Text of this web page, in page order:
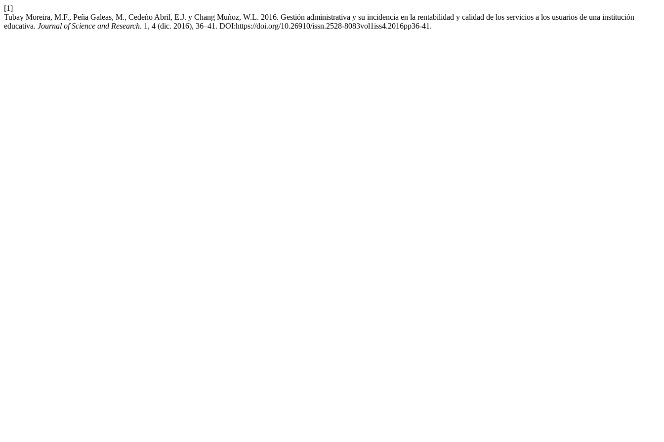
[1]
Tubay Moreira, M.F., Peña Galeas, M., Cedeño Abril, E.J. y Chang Muñoz, W.L. 2016. Gestión administrativa y su incidencia en la rentabilidad y calidad de los servicios a los usuarios de una institución
educativa. Journal of Science and Research. 1, 4 (dic. 2016), 36–41. DOI:https://doi.org/10.26910/issn.2528-8083vol1iss4.2016pp36-41.